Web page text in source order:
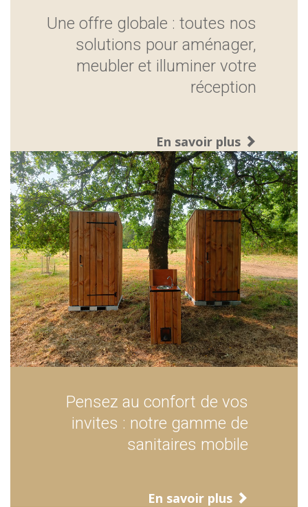
Une offre globale : toutes nos
solutions pour aménager,
meubler et illuminer votre
réception
En savoir plus
Pensez au confort de vos
invites : notre gamme de
sanitaires mobile
En savoir plus